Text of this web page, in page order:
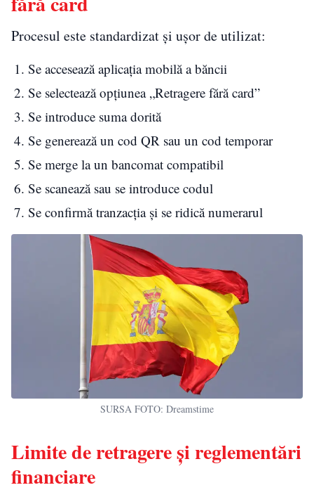
Procesul este standardizat și ușor de utilizat:
Se accesează aplicația mobilă a băncii
Se selectează opțiunea „Retragere fără card”
Se introduce suma dorită
Se generează un cod QR sau un cod temporar
Se merge la un bancomat compatibil
Se scanează sau se introduce codul
Se confirmă tranzacția și se ridică numerarul
SURSA FOTO: Dreamstime
Limite de retragere și reglementări
financiare